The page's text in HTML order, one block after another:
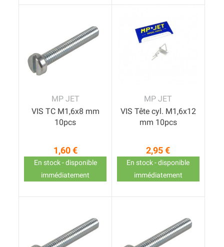
MP JET
VIS TC M1,6x8 mm
10pcs
Prix
1,60 €
En stock - disponible
immédiatement
MP JET
VIS Tête cyl. M1,6x12
mm 10pcs
Prix
2,95 €
En stock - disponible
immédiatement